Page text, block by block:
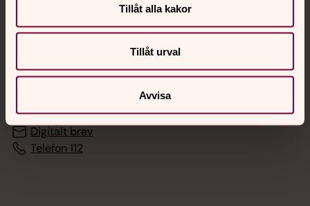
Tillåt alla kakor
Tillåt urval
Avvisa
Jourhavande präst
Akut samtals- och krisstöd. Prata eller chatta anonymt
med en präst på kvällar och nätter.
Chatt
Digitalt brev
Telefon 112